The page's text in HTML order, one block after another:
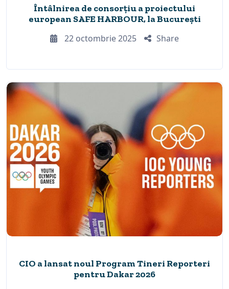
Întâlnirea de consorțiu a proiectului
european SAFE HARBOUR, la București
22 octombrie 2025
Share
CIO a lansat noul Program Tineri Reporteri
pentru Dakar 2026